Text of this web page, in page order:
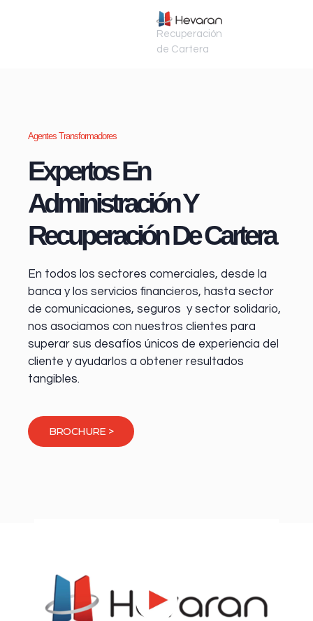
Recuperación
de Cartera
Agentes Transformadores
Expertos En
Administración Y
Recuperación De Cartera
En todos los sectores comerciales, desde la
banca y los servicios financieros, hasta sector
de comunicaciones, seguros y sector solidario,
nos asociamos con nuestros clientes para
superar sus desafíos únicos de experiencia del
cliente y ayudarlos a obtener resultados
tangibles.
BROCHURE >